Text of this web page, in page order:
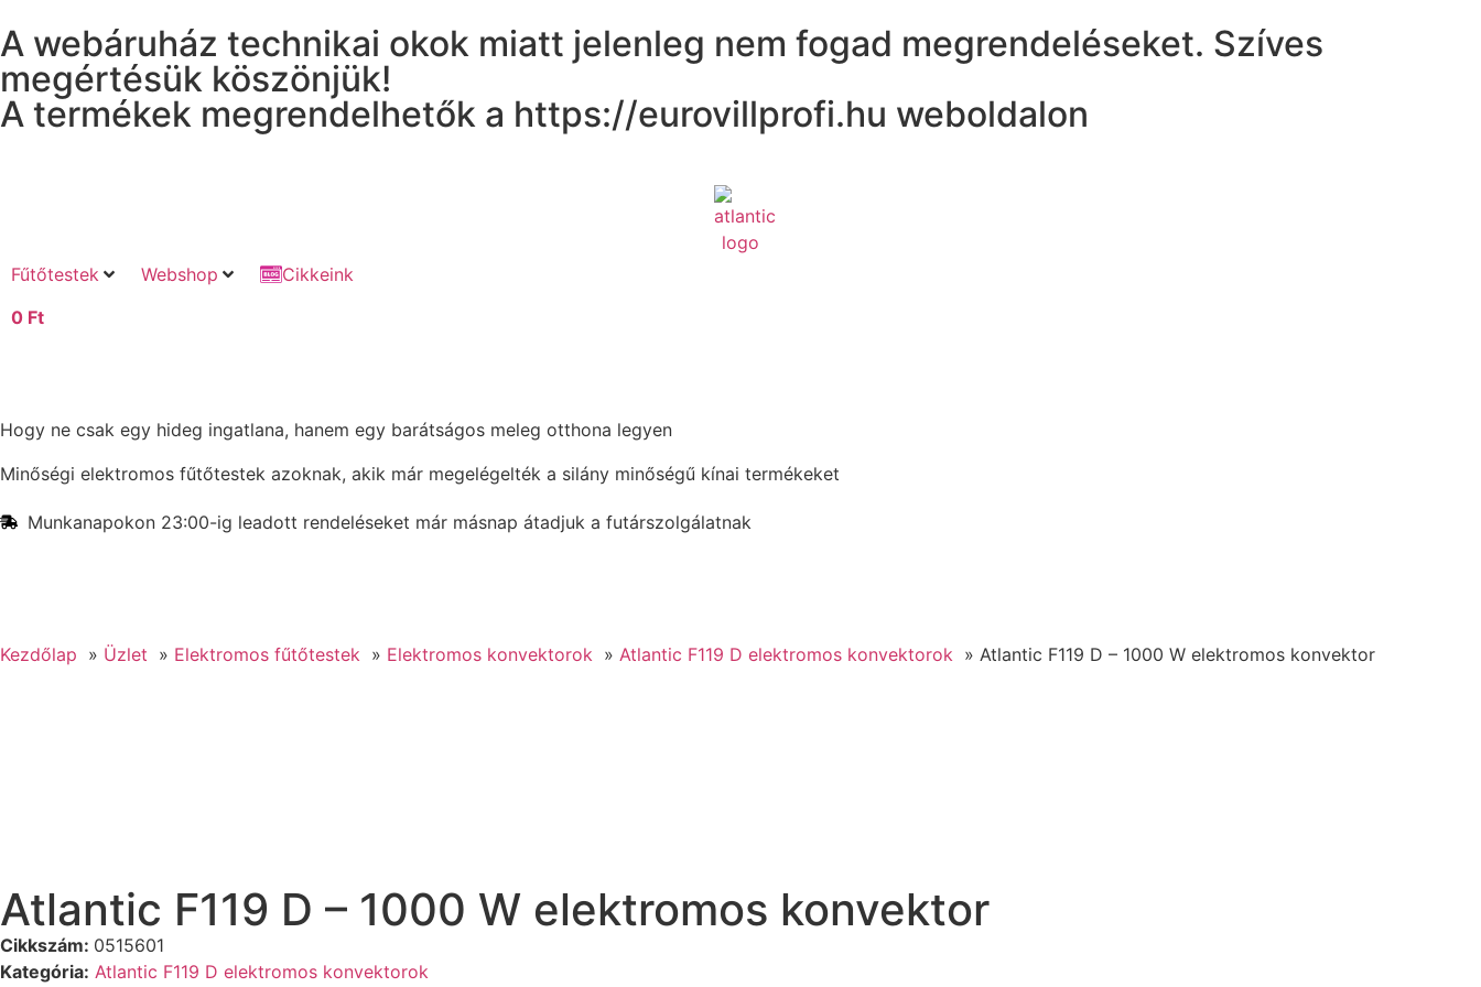
A webáruház technikai okok miatt jelenleg nem fogad megrendeléseket. Szíves
megértésük köszönjük!
A termékek megrendelhetők a https://eurovillprofi.hu weboldalon
Fűtőtestek Webshop
Cikkeink
0 Ft
Hogy ne csak egy hideg ingatlana, hanem egy barátságos meleg otthona legyen
Minőségi elektromos fűtőtestek azoknak, akik már megelégelték a silány minőségű kínai termékeket
Munkanapokon 23:00-ig leadott rendeléseket már másnap átadjuk a futárszolgálatnak
Kezdőlap Üzlet Elektromos fűtőtestek Elektromos konvektorok Atlantic F119 D elektromos konvektorok Atlantic F119 D – 1000 W elektromos konvektor
Atlantic F119 D – 1000 W elektromos konvektor
Cikkszám: 0515601
Kategória: Atlantic F119 D elektromos konvektorok